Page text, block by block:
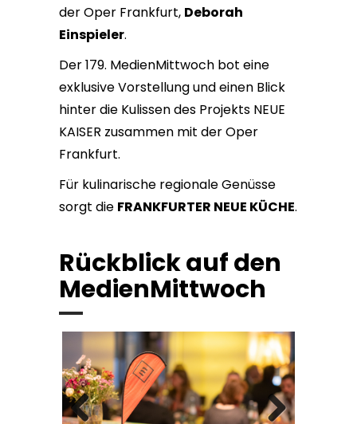
der Oper Frankfurt, Deborah
Einspieler.
Der 179. MedienMittwoch bot eine
exklusive Vorstellung und einen Blick
hinter die Kulissen des Projekts NEUE
KAISER zusammen mit der Oper
Frankfurt.
Für kulinarische regionale Genüsse
sorgt die FRANKFURTER NEUE KÜCHE.
Rückblick auf den
MedienMittwoch